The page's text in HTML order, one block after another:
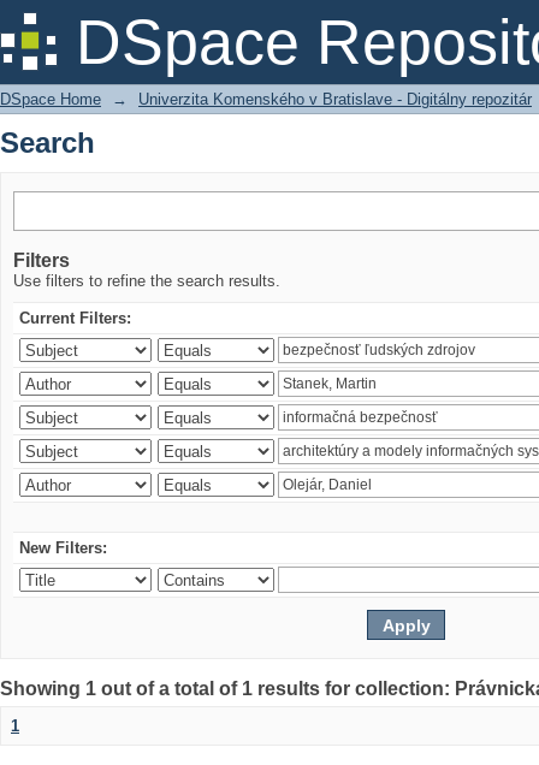
DSpace
Search
DSpace Home → Univerzita Komenského v Bratislave - Digitálny repozitár
Search
Filters
Use filters to refine the search results.
Current Filters:
New Filters:
Showing 1 out of a total of 1 results for collection:
1